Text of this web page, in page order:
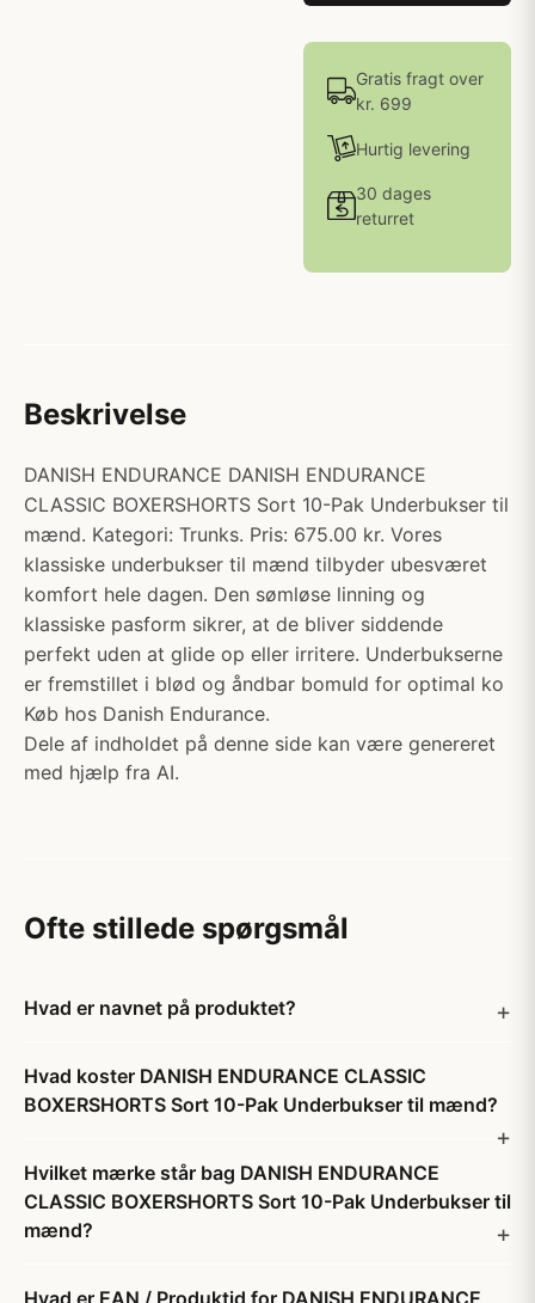
Gratis fragt over
kr. 699
Hurtig levering
30 dages
returret
Beskrivelse
DANISH ENDURANCE DANISH ENDURANCE
CLASSIC BOXERSHORTS Sort 10-Pak Underbukser til
mænd. Kategori: Trunks. Pris: 675.00 kr. Vores
klassiske underbukser til mænd tilbyder ubesværet
komfort hele dagen. Den sømløse linning og
klassiske pasform sikrer, at de bliver siddende
perfekt uden at glide op eller irritere. Underbukserne
er fremstillet i blød og åndbar bomuld for optimal ko
Køb hos Danish Endurance.
Dele af indholdet på denne side kan være genereret
med hjælp fra AI.
Ofte stillede spørgsmål
Hvad er navnet på produktet?
Hvad koster DANISH ENDURANCE CLASSIC
BOXERSHORTS Sort 10-Pak Underbukser til mænd?
Hvilket mærke står bag DANISH ENDURANCE
CLASSIC BOXERSHORTS Sort 10-Pak Underbukser til
mænd?
Hvad er EAN / Produktid for DANISH ENDURANCE